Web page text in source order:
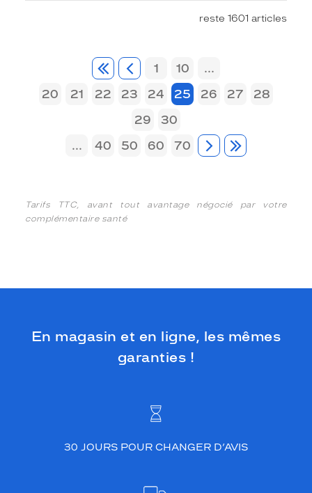
reste 1601 articles
1 10
...
20
21 22 23 24 25 26 27
28
29
30
...
40 50 60 70
Tarifs TTC, avant tout avantage négocié par votre
complémentaire santé
En magasin et en ligne, les mêmes
garanties !
30 JOURS POUR CHANGER D’AVIS